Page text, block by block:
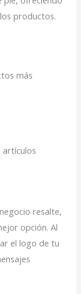
productos.
más
artículos
resalte,
opción. Al
el logo de tu